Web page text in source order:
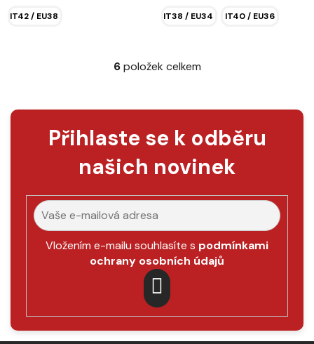
IT42 / EU38 IT38 / EU34 IT40 / EU36
O
d
a
c
p
r
v
k
y
v
ý
p
i
s
6položek celkem
Přihlaste se k odběru
našich novinek
Vložením e-mailu souhlasíte s podmínkami
ochrany osobních údajů
PŘIHLÁSIT
SE